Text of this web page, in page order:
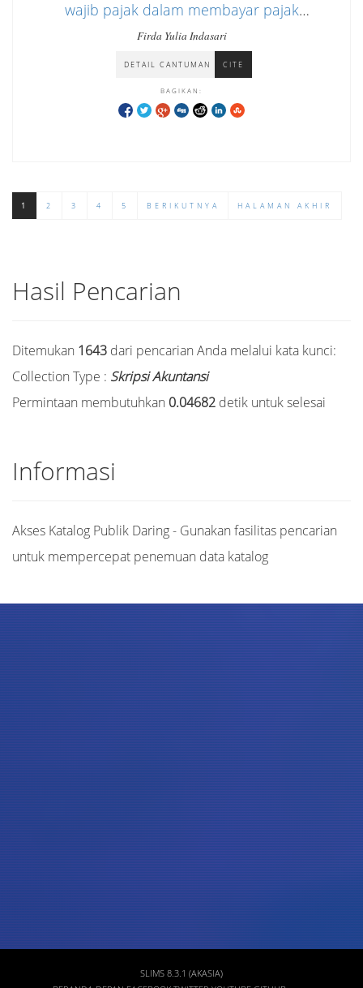
wajib pajak dalam membayar pajak
penghasilan
Firda Yulia Indasari
DETAIL CANTUMAN CITE
BAGIKAN:
1 2 3 4 5 BERIKUTNYA HALAMAN AKHIR
Hasil Pencarian
Ditemukan 1643 dari pencarian Anda melalui kata kunci:
Collection Type : Skripsi Akuntansi
Permintaan membutuhkan 0.04682 detik untuk selesai
Informasi
Akses Katalog Publik Daring - Gunakan fasilitas pencarian
untuk mempercepat penemuan data katalog
SLIMS 8.3.1 (AKASIA)